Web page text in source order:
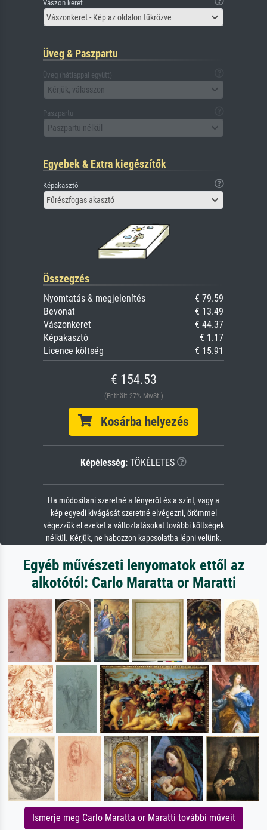
Vászon keret
Vászonkeret - Kép az oldalon tükrözve
Üveg & Paszpartu
Üveg (hátlappal együtt)
Kérjük, válasszon
Paszpartu
Paszpartu nélkül
Egyebek & Extra kiegészítők
Képakasztó
Fűrészfogas akasztó
Összegzés
Nyomtatás & megjelenítés
€ 79.59
Bevonat
€ 13.49
Vászonkeret
€ 44.37
Képakasztó
€ 1.17
Licence költség
€ 15.91
€ 154.53
(Enthält 27% MwSt.)
Kosárba helyezés
Képélesség: TÖKÉLETES
Ha módosítani szeretné a fényerőt és a színt, vagy a
kép egyedi kivágását szeretné elvégezni, örömmel
végezzük el ezeket a változtatásokat további költségek
nélkül. Kérjük, ne habozzon kapcsolatba lépni velünk.
Egyéb művészeti lenyomatok ettől az
alkotótól: Carlo Maratta or Maratti
Ismerje meg Carlo Maratta or Maratti további műveit